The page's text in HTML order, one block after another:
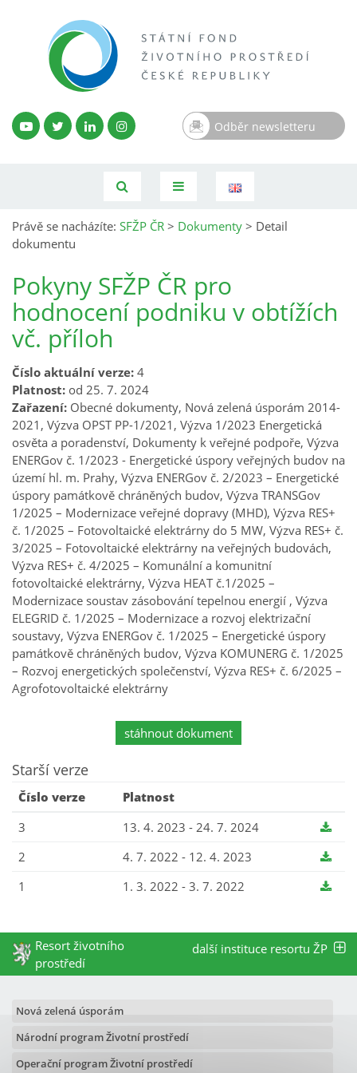
Odběr newsletteru
Právě se nacházíte: SFŽP ČR > Dokumenty > Detail
dokumentu
Pokyny SFŽP ČR pro
hodnocení podniku v obtížích
vč. příloh
Číslo aktuální verze: 4
Platnost: od 25. 7. 2024
Zařazení: Obecné dokumenty, Nová zelená úsporám 2014-
2021, Výzva OPST PP-1/2021, Výzva 1/2023 Energetická
osvěta a poradenství, Dokumenty k veřejné podpoře, Výzva
ENERGov č. 1/2023 - Energetické úspory veřejných budov na
území hl. m. Prahy, Výzva ENERGov č. 2/2023 – Energetické
úspory památkově chráněných budov, Výzva TRANSGov
1/2025 – Modernizace veřejné dopravy (MHD), Výzva RES+
č. 1/2025 – Fotovoltaické elektrárny do 5 MW, Výzva RES+ č.
3/2025 – Fotovoltaické elektrárny na veřejných budovách,
Výzva RES+ č. 4/2025 – Komunální a komunitní
fotovoltaické elektrárny, Výzva HEAT č.1/2025 –
Modernizace soustav zásobování tepelnou energií , Výzva
ELEGRID č. 1/2025 – Modernizace a rozvoj elektrizační
soustavy, Výzva ENERGov č. 1/2025 – Energetické úspory
památkově chráněných budov, Výzva KOMUNERG č. 1/2025
– Rozvoj energetických společenství, Výzva RES+ č. 6/2025 –
Agrofotovoltaické elektrárny
stáhnout dokument
Starší verze
Číslo verze
Platnost
3
13. 4. 2023 - 24. 7. 2024
2
4. 7. 2022 - 12. 4. 2023
1
1. 3. 2022 - 3. 7. 2022
Resort životního
prostředí
další instituce resortu ŽP
Nová zelená úsporám
Národní program Životní prostředí
Operační program Životní prostředí